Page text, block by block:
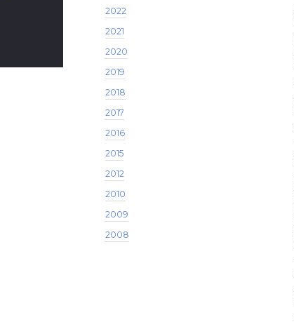
2022
2021
2020
2019
2018
2017
2016
2015
2012
2010
2009
2008